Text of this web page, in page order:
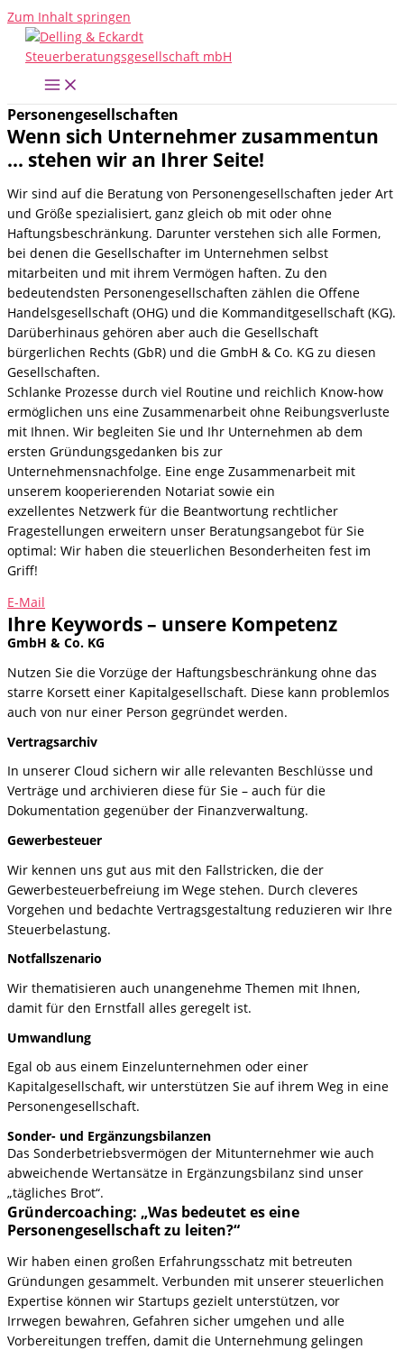
Zum Inhalt springen
Personen­gesellschaften
Wenn sich Unternehmer zusammentun
... stehen wir an Ihrer Seite!
Wir sind auf die Beratung von Personengesellschaften jeder Art
und Größe spezialisiert, ganz gleich ob mit oder ohne
Haftungsbeschränkung. Darunter verstehen sich alle Formen,
bei denen die Gesellschafter im Unternehmen selbst
mitarbeiten und mit ihrem Vermögen haften. Zu den
bedeutendsten Personengesellschaften zählen die Offene
Handelsgesellschaft (OHG) und die Kommanditgesellschaft (KG).
Darüberhinaus gehören aber auch die Gesellschaft
bürgerlichen Rechts (GbR) und die GmbH & Co. KG zu diesen
Gesellschaften.
Schlanke Prozesse durch viel Routine und reichlich Know-how
ermöglichen uns eine Zusammenarbeit ohne Reibungsverluste
mit Ihnen. Wir begleiten Sie und Ihr Unternehmen ab dem
ersten Gründungsgedanken bis zur
Unternehmensnachfolge. Eine enge Zusammenarbeit mit
unserem kooperierenden Notariat sowie ein
exzellentes Netzwerk für die Beantwortung rechtlicher
Fragestellungen erweitern unser Beratungsangebot für Sie
optimal: Wir haben die steuerlichen Besonderheiten fest im
Griff!
E-Mail
Ihre Keywords – unsere Kompetenz
GmbH & Co. KG
Nutzen Sie die Vorzüge der Haftungsbeschränkung ohne das
starre Korsett einer Kapitalgesellschaft. Diese kann problemlos
auch von nur einer Person gegründet werden.
Vertragsarchiv
In unserer Cloud sichern wir alle relevanten Beschlüsse und
Verträge und archivieren diese für Sie – auch für die
Dokumentation gegenüber der Finanzverwaltung.
Gewerbesteuer
Wir kennen uns gut aus mit den Fallstricken, die der
Gewerbesteuerbefreiung im Wege stehen. Durch cleveres
Vorgehen und bedachte Vertragsgestaltung reduzieren wir Ihre
Steuerbelastung.
Notfallszenario
Wir thematisieren auch unangenehme Themen mit Ihnen,
damit für den Ernstfall alles geregelt ist.
Umwandlung
Egal ob aus einem Einzelunternehmen oder einer
Kapitalgesellschaft, wir unterstützen Sie auf ihrem Weg in eine
Personengesellschaft.
Sonder- und Ergänzungsbilanzen
Das Sonderbetriebsvermögen der Mitunternehmer wie auch
abweichende Wertansätze in Ergänzungsbilanz sind unser
„tägliches Brot“.
Gründercoaching: „Was bedeutet es eine
Personengesellschaft zu leiten?“
Wir haben einen großen Erfahrungsschatz mit betreuten
Gründungen gesammelt. Verbunden mit unserer steuerlichen
Expertise können wir Startups gezielt unterstützen, vor
Irrwegen bewahren, Gefahren sicher umgehen und alle
Vorbereitungen treffen, damit die Unternehmung gelingen